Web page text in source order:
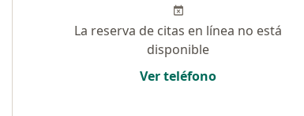
La reserva de citas en línea no está
disponible
Ver teléfono